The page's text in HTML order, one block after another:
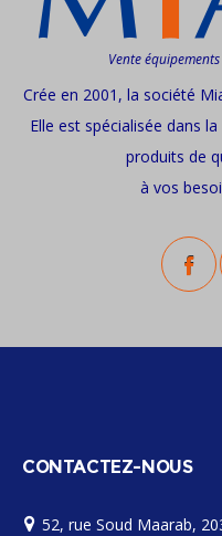
Vente
Crée en 2001, la société
Elle est spécialisée dans
produits de
à vos
CONTACTEZ-NOUS
52, rue Soud Maarab,